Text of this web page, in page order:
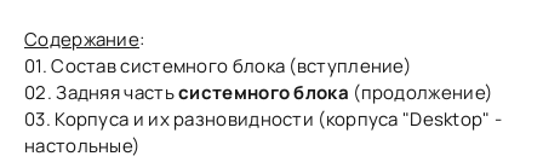
Содержание:
01. Состав системного блока (вступление)
02. Задняя частьсистемного блока (продолжение)
03. Корпуса и их разновидности (корпуса "Desktop" -
настольные)